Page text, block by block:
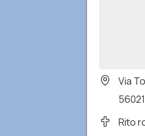
Via
Rito